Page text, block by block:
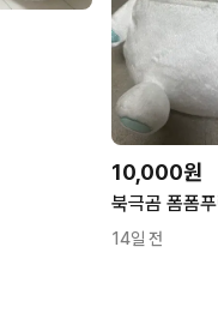
10,000원
북극곰 폼폼
14일 전